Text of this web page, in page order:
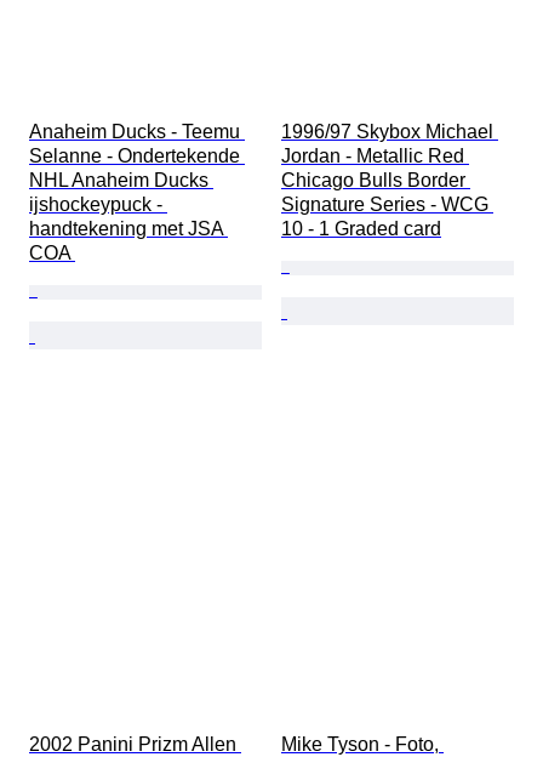
Anaheim Ducks - Teemu
Selanne - Ondertekende
NHL Anaheim Ducks
ijshockeypuck -
handtekening met JSA
COA
1996/97 Skybox Michael
Jordan - Metallic Red
Chicago Bulls Border
Signature Series - WCG
10 - 1 Graded card
2002 Panini Prizm Allen
Mike Tyson - Foto,